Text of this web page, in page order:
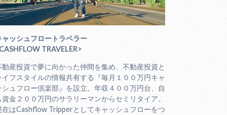
ャッシュフロートラベラー
TRAVELER>
動産投資で夢に向かった仲間を集め、不動産投資と
イフスタイルの情報共有する『毎月１００万円キャ
シュフロー倶楽部』を設立。年収４００万円台、自
資金２００万円のサラリーマンからセミリタイア。
在はCashflow Tripperとしてキャッシュフローをつ